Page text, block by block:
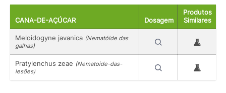
CANA-DE-AÇÚCAR Dosagem
Produtos
Similares
Meloidogyne javanica (Nematóide das
galhas)
Pratylenchus zeae (Nematoide-das-
lesões)